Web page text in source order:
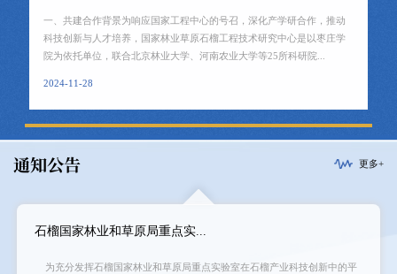
一、共建合作背景为响应国家工程中心的号召，深化产学研合作，推动
科技创新与人才培养，国家林业草原石榴工程技术研究中心是以枣庄学
院为依托单位，联合北京林业大学、河南农业大学等25所科研院...
2024-11-28
通知公告 更多+
石榴国家林业和草原局重点实...
为充分发挥石榴国家林业和草原局重点实验室在石榴产业科技创新中的平